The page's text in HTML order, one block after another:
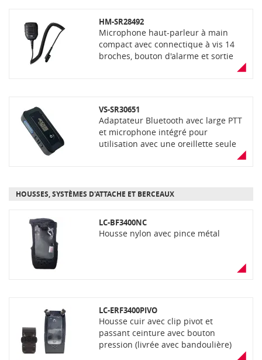
HM-SR28492
Microphone haut-parleur à main
compact avec connectique à vis 14
broches, bouton d'alarme et sortie
VS-SR30651
Adaptateur Bluetooth avec large PTT
et microphone intégré pour
utilisation avec une oreillette seule
d'un connecteur jack 4 contacts
équipé du protocole Bluetooth®
version 5. Entrée IP67, voyant LED,
Kodiak, Wave, Lifeline, Eschat etc.)
HOUSSES, SYSTÈMES D'ATTACHE ET BERCEAUX
LC-BF3400NC
Housse nylon avec pince métal
LC-ERF3400PIVO
Housse cuir avec clip pivot et
passant ceinture avec bouton
pression (livrée avec bandoulière)